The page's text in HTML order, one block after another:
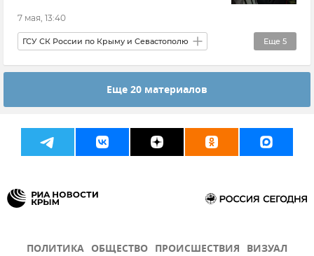
7 мая, 13:40
Еще 5
ГСУ СК России по Крыму и Севастополю
Прокуратура Республики Крым
Евпатория Крым
Еще 20 материалов
ПОЛИТИКА ОБЩЕСТВО ПРОИСШЕСТВИЯ ВИЗУАЛ